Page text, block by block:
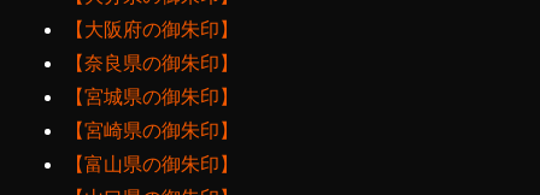
【大阪府の御朱印】
【奈良県の御朱印】
【宮城県の御朱印】
【宮崎県の御朱印】
【富山県の御朱印】